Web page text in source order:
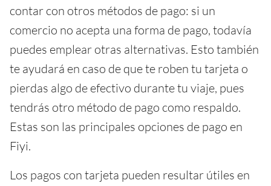
contar con otros métodos de pago: si un
comercio no acepta una forma de pago, todavía
puedes emplear otras alternativas. Esto también
te ayudará en caso de que te roben tu tarjeta o
pierdas algo de efectivo durante tu viaje, pues
tendrás otro método de pago como respaldo.
Estas son las principales opciones de pago en
Fiyi.
Los pagos con tarjeta pueden resultar útiles en